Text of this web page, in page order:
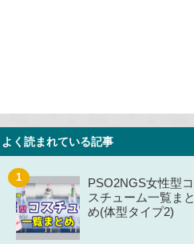
よく読まれている記事
PSO2NGS女性型コ
スチューム一覧まと
め(体型タイプ2)